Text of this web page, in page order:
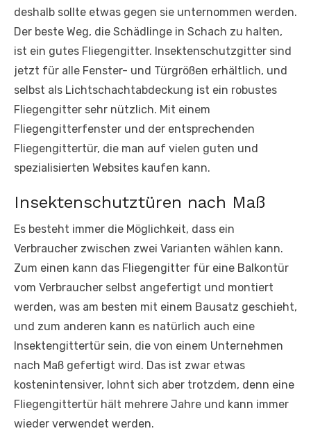
deshalb sollte etwas gegen sie unternommen werden.
Der beste Weg, die Schädlinge in Schach zu halten,
ist ein gutes Fliegengitter. Insektenschutzgitter sind
jetzt für alle Fenster- und Türgrößen erhältlich, und
selbst als Lichtschachtabdeckung ist ein robustes
Fliegengitter sehr nützlich. Mit einem
Fliegengitterfenster und der entsprechenden
Fliegengittertür, die man auf vielen guten und
spezialisierten Websites kaufen kann.
Insektenschutztüren nach Maß
Es besteht immer die Möglichkeit, dass ein
Verbraucher zwischen zwei Varianten wählen kann.
Zum einen kann das Fliegengitter für eine Balkontür
vom Verbraucher selbst angefertigt und montiert
werden, was am besten mit einem Bausatz geschieht,
und zum anderen kann es natürlich auch eine
Insektengittertür sein, die von einem Unternehmen
nach Maß gefertigt wird. Das ist zwar etwas
kostenintensiver, lohnt sich aber trotzdem, denn eine
Fliegengittertür hält mehrere Jahre und kann immer
wieder verwendet werden.